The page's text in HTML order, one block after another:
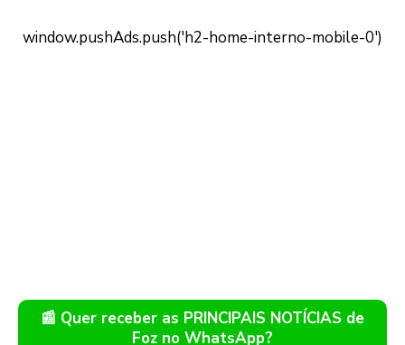
📰 Quer receber as PRINCIPAIS NOTÍCIAS de
Foz no WhatsApp?